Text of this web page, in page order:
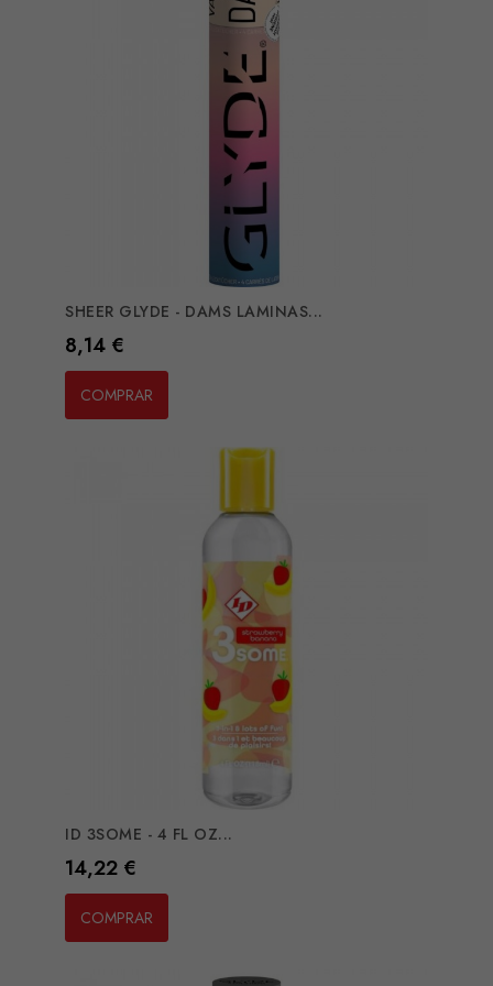
SHEER GLYDE - DAMS LAMINAS...
Preço
8,14 €
COMPRAR
ID 3SOME - 4 FL OZ...
Preço
14,22 €
COMPRAR